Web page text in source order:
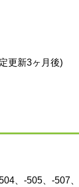
更新3ヶ月後)
、-505、-507